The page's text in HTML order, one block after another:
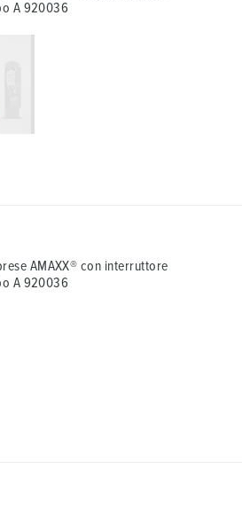
A 920036
AMAXX® con interruttore
A 920036